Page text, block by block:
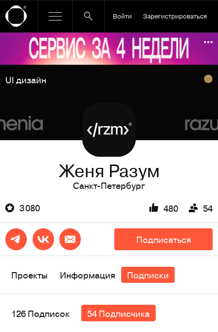
Войти Зарегистрироваться
Ссылка баннера
UI дизайн
Женя Разум
Санкт-Петербург
3 080
480 54
Подписаться
Проекты Информация Подписки
126 Подписок 54 Подписчика